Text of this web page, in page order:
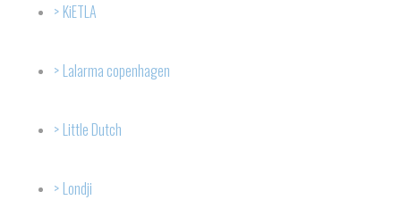
KiETLA
Lalarma copenhagen
Little Dutch
Londji